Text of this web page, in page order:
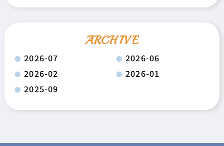
ARCHIVE
2026-07
2026-06
2026-02
2026-01
2025-09